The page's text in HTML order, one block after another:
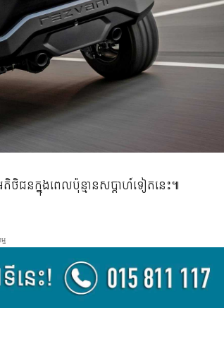
ថិជន​ក្នុង​ពេល​ប៉ុន្មាន​សប្ដាហ៍​ទៀត​នេះ៕​
ម